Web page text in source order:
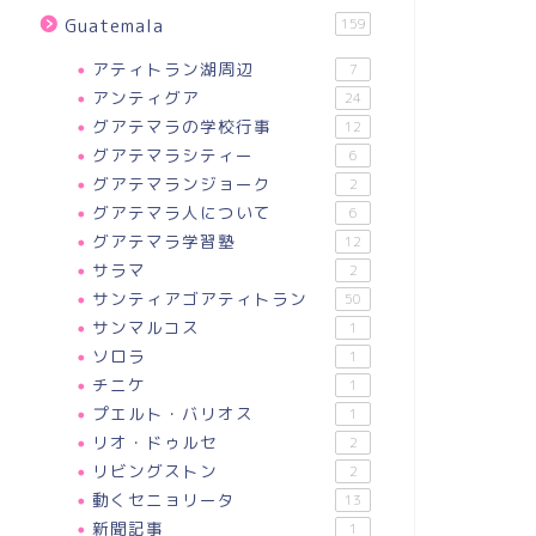
Guatemala 159
アティトラン湖周辺 7
アンティグア 24
グアテマラの学校行事 12
グアテマラシティー 6
グアテマランジョーク 2
グアテマラ人について 6
グアテマラ学習塾 12
サラマ 2
サンティアゴアティトラン 50
サンマルコス 1
ソロラ 1
チニケ 1
プエルト・バリオス 1
リオ・ドゥルセ 2
リビングストン 2
動くセニョリータ 13
新聞記事 1